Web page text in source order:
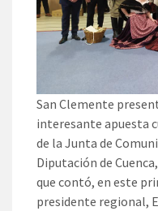
San Clemente
interesante apuesta
de la Junta de
Diputación de
que contó, en este
presidente regional,